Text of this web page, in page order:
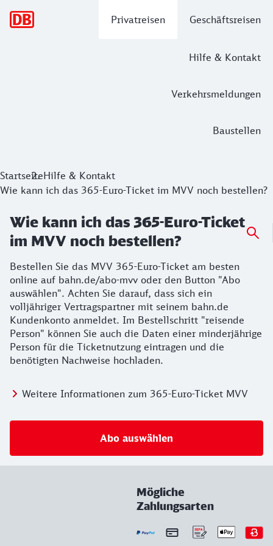
Privatreisen Geschäftsreisen
Hilfe & Kontakt
Verkehrsmeldungen
Baustellen
StartseiteHilfe & Kontakt
Wie kann ich das 365-Euro-Ticket im MVV noch bestellen?
Wie kann ich das 365-Euro-Ticket
im MVV noch bestellen?
Bestellen Sie das MVV 365-Euro-Ticket am besten
online auf bahn.de/abo-mvv oder den Button "Abo
auswählen". Achten Sie darauf, dass sich ein
volljähriger Vertragspartner mit seinem bahn.de
Kundenkonto anmeldet. Im Bestellschritt "reisende
Person" können Sie auch die Daten einer minderjährige
Person für die Ticketnutzung eintragen und die
benötigten Nachweise hochladen.
Weitere Informationen zum 365-Euro-Ticket MVV
Abo auswählen
Mögliche
Zahlungsarten